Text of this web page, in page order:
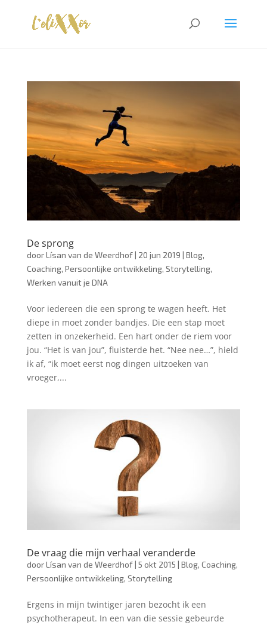
De sprong
doorLísan van de Weerdhof| 20 jun 2019 | Blog,
Coaching, Persoonlijke ontwikkeling, Storytelling,
Werken vanuit je DNA
Voor iedereen die een sprong te wagen heeft. Het
diepe in moet zonder bandjes. Die een stap moet
zetten in onzekerheid. Een hart onder de riem voor
jou. “Het is van jou”, fluisterde het. “Nee nee…”, hield
ik af, “ik moet eerst nog dingen uitzoeken van
vroeger,...
De vraag die mijn verhaal veranderde
doorLísan van de Weerdhof| 5 okt 2015 | Blog, Coaching,
Persoonlijke ontwikkeling, Storytelling
Ergens in mijn twintiger jaren bezocht ik een
psychotherapeut. In een van die sessie gebeurde